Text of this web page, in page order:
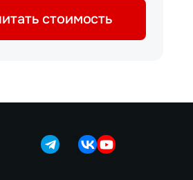
стоимость